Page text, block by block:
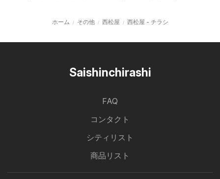
ホーム その他 西松屋 西松屋 - チラシ
Saishinchirashi
FAQ
コンタクト
シティリスト
商品リスト